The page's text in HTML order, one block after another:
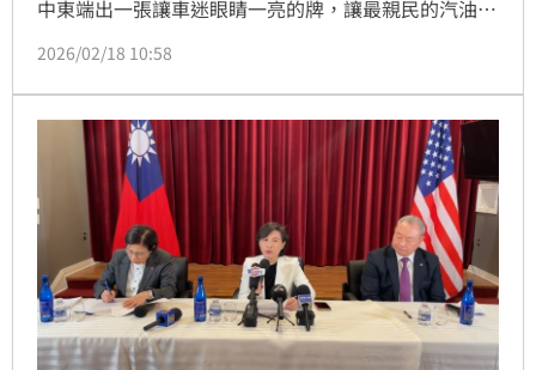
中東端出一張讓車迷眼睛一亮的牌，讓最親民的汽油版
純汽油RAV4的地區，和台灣、日本、北美形成強烈對
2026/02/18 10:58